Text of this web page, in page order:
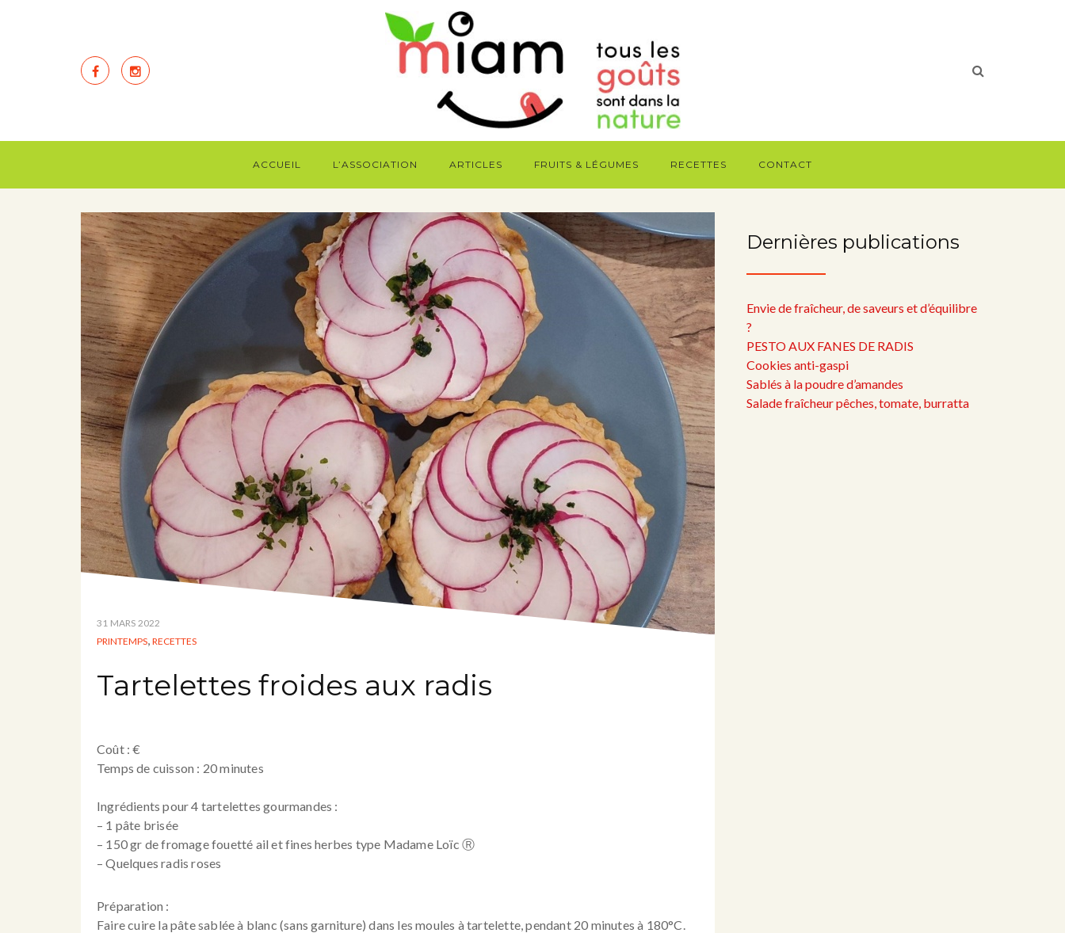
ACCUEIL L’ASSOCIATION ARTICLES FRUITS & LÉGUMES RECETTES CONTACT
31 MARS 2022
PRINTEMPS, RECETTES
Tartelettes froides aux radis
Coût : €
Temps de cuisson : 20 minutes
Ingrédients pour 4 tartelettes gourmandes :
– 1 pâte brisée
– 150 gr de fromage fouetté ail et fines herbes type Madame Loïc Ⓡ
– Quelques radis roses
Préparation :
Faire cuire la pâte sablée à blanc (sans garniture) dans les moules à tartelette, pendant 20 minutes à 180°C.
Dernières publications
Envie de fraîcheur, de saveurs et d’équilibre
?
PESTO AUX FANES DE RADIS
Cookies anti-gaspi
Sablés à la poudre d’amandes
Salade fraîcheur pêches, tomate, burratta